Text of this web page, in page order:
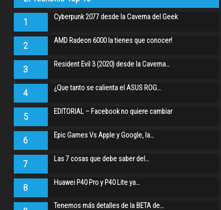
1 Cyberpunk 2077 desde la Caverna del Geek
2 AMD Radeon 6000 la tienes que conocer!
3 Resident Evil 3 (2020) desde la Caverna…
4 ¿Que tanto se calienta el ASUS ROG…
5 EDITORIAL – Facebook no quiere cambiar
6 Epic Games Vs Apple y Google, la…
7 Las 7 cosas que debe saber del…
8 Huawei P40 Pro y P40 Lite ya…
Tenemos más detalles de la BETA de…